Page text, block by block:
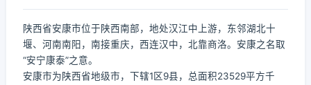
陕西省安康市位于陕西南部，地处汉江中上游，东邻湖北十
堰、河南南阳，南接重庆，西连汉中，北靠商洛。安康之名取
“安宁康泰”之意。
安康市为陕西省地级市，下辖1区9县，总面积23529平方千